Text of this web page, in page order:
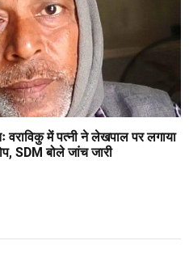
वराविकु में पत्नी ने लेखपाल पर लगाया
SDM बोले जांच जारी